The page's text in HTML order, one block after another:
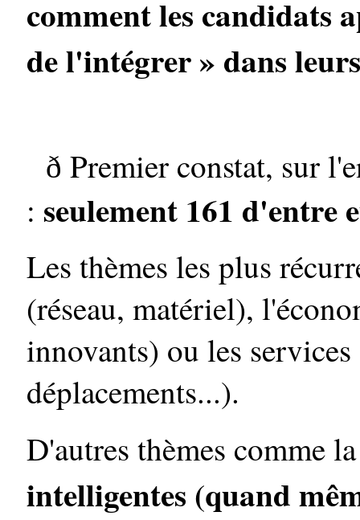
comment les candidats
de l'intégrer » dans
ð Premier constat, sur
: seulement 161 d'entre
Les thèmes les plus
(réseau, matériel),
innovants) ou les
déplacements...).
D'autres thèmes comme
intelligentes (quand